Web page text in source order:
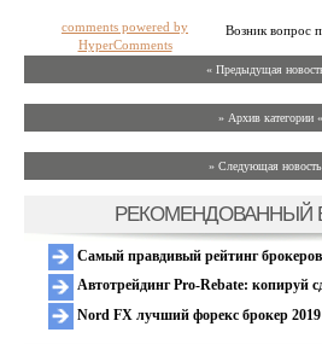
Возник вопрос
comments powered by
HyperComments
« Предыдущая
» Архив категории «
» Следующая
РЕКОМЕНДОВАННЫЙ
Самый правдивый рейтинг
Автотрейдинг Pro-Rebate: копируй
Nord FX лучший форекс брокер 2019